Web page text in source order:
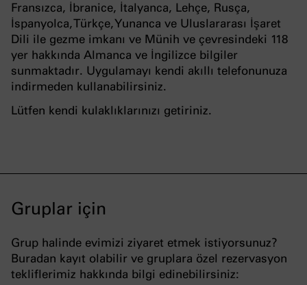
Fransızca, İbranice, İtalyanca, Lehçe, Rusça,
İspanyolca, Türkçe, Yunanca ve Uluslararası İşaret
Dili ile gezme imkanı ve Münih ve çevresindeki 118
yer hakkında Almanca ve İngilizce bilgiler
sunmaktadır. Uygulamayı kendi akıllı telefonunuza
indirmeden kullanabilirsiniz.
Lütfen kendi kulaklıklarınızı getiriniz.
Gruplar için
Grup halinde evimizi ziyaret etmek istiyorsunuz?
Buradan kayıt olabilir ve gruplara özel rezervasyon
tekliflerimiz hakkında bilgi edinebilirsiniz: